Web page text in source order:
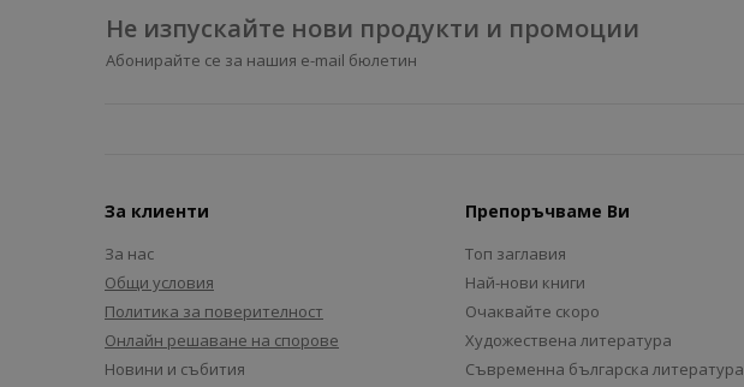
Не изпускайте нови продукти и промоции
Абонирайте се за нашия e-mail бюлетин
За клиенти
За нас
Общи условия
Политика за поверителност
Онлайн решаване на спорове
Новини и събития
Препоръчваме Ви
Топ заглавия
Най-нови книги
Очаквайте скоро
Художествена литература
Съвременна българска литература